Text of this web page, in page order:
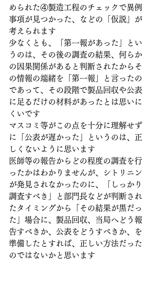
められた④製造工程のチェックで異例
事項が見つかった、などの「仮説」が
考えられます
少なくとも、「第一報があった」とい
うのは、その後の調査の結果、何らか
の因果関係があると判断されたからそ
の情報の端緒を「第一報」と言ったの
であって、その段階で製品回収や公表
に足るだけの材料があったとは思いに
くいです
マスコミ等がこの点を十分に理解せず
に「公表が遅かった」というのは、正
しくないように思います
医師等の報告からどの程度の調査を行
ったかはわかりませんが、シトリニン
が発見されなかったのに、「しっかり
調査すべき」と部門長などが判断され
たタイミングから「その結果が黒だっ
た」場合に、製品回収、当局へどう報
告すべきか、公表をどうすべきか、を
準備したとすれば、正しい方法だった
のではないかと思います